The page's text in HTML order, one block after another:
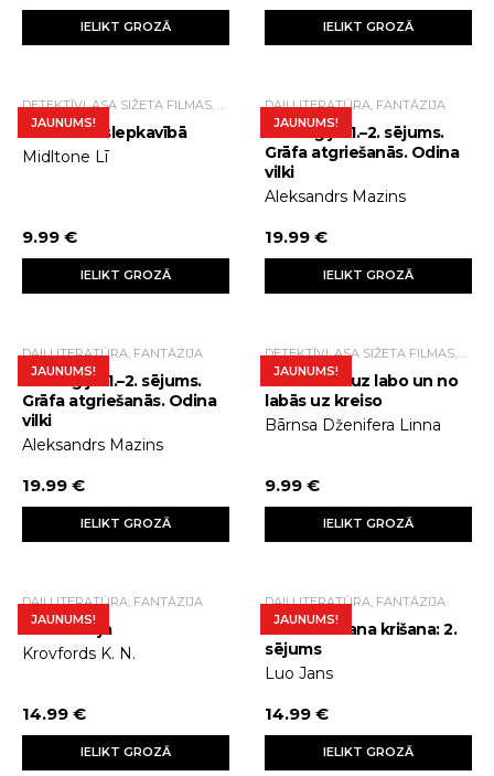
IELIKT GROZĀ IELIKT GROZĀ
JAUNUMS!
Atzīšanās slepkavībā
Midltone Lī
9.99 €
IELIKT GROZĀ
JAUNUMS!
DAIĻLITERATŪRA, FANTĀZIJA
Stratēģija. 1.–2. sējums.
Grāfa atgriešanās. Odina
vilki
Aleksandrs Mazins
19.99 €
IELIKT GROZĀ
JAUNUMS!
DAIĻLITERATŪRA, FANTĀZIJA
Stratēģija. 1.–2. sējums.
Grāfa atgriešanās. Odina
vilki
Aleksandrs Mazins
19.99 €
IELIKT GROZĀ
JAUNUMS!
No kreisās uz labo un no
labās uz kreiso
Bārnsa Dženifera Linna
9.99 €
IELIKT GROZĀ
JAUNUMS!
DAIĻLITERATŪRA, FANTĀZIJA
Ezera lēdija
Krovfords K. N.
14.99 €
IELIKT GROZĀ
JAUNUMS!
DAIĻLITERATŪRA, FANTĀZIJA
Sieviešu klana krišana: 2.
sējums
Luo Jans
14.99 €
IELIKT GROZĀ